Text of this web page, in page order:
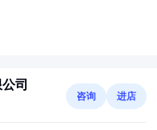
司
咨询 进店